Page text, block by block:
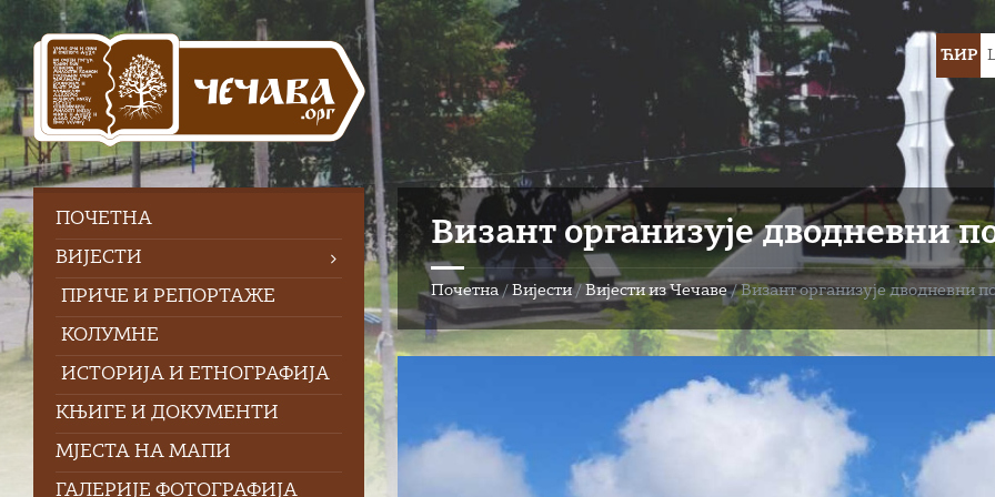
Skip
content
Skip
left
sidebar
Skip
footer
Choose
ЋИР
Визант организује дводневни
Почетна /Вијести/Вијести из Чечаве/Визант организује дводневни
ПOЧЕТНА
ВИЈЕСТИ
ПРИЧЕ И РЕПОРТАЖЕ
КОЛУМНЕ
ИСТОРИЈА И ЕТНОГРАФИЈА
КЊИГЕ И ДОКУМЕНТИ
МЈЕСТА НА МАПИ
ГАЛЕРИЈЕ ФОТОГРАФИЈА